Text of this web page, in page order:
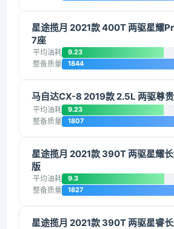
星途揽月 2021款 400T 两驱星耀
7座
平均油耗 9.23
整备质量 1844
马自达CX-8 2019款 2.5L 两驱尊
平均油耗 9.23
整备质量 1807
星途揽月 2021款 390T 两驱星耀
版
平均油耗 9.3
整备质量 1827
星途揽月 2021款 390T 两驱星睿